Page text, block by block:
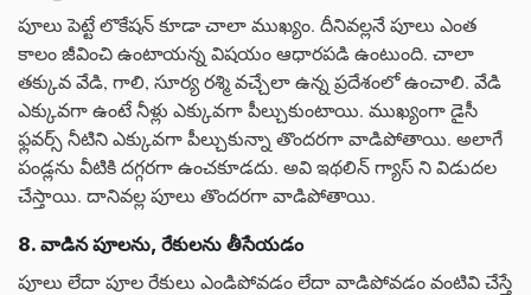
పూలు పెట్టే లొకేషన్ కూడా చాలా ముఖ్యం. దీనివల్లనే పూలు ఎంత
కాలం జీవించి ఉంటాయన్న విషయం ఆధారపడి ఉంటుంది. చాలా
తక్కువ వేడి, గాలి, సూర్య రశ్మి వచ్చేలా ఉన్న ప్రదేశంలో ఉంచాలి. వేడి
ఎక్కువగా ఉంటే నీళ్లు ఎక్కువగా పీల్చుకుంటాయి. ముఖ్యంగా డైసీ
ఫ్లవర్స్ నీటిని ఎక్కువగా పీల్చుకున్నా తొందరగా వాడిపోతాయి. అలాగే
పండ్లను వీటికి దగ్గరగా ఉంచకూడదు. అవి ఇథలిన్ గ్యాస్ ని విడుదల
చేస్తాయి. దానివల్ల పూలు తొందరగా వాడిపోతాయి.
8. వాడిన పూలను, రేకులను తీసేయడం
పూలు లేదా పూల రేకులు ఎండిపోవడం లేదా వాడిపోవడం వంటివి చేస్తే